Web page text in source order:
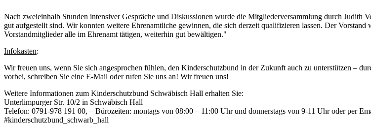
Nach zweieinhalb Stunden intensiver Gespräche und Diskussionen wurde die Mitgliederversammlung durch Judith
gut aufgestellt sind. Wir konnten weitere Ehrenamtliche gewinnen, die sich derzeit qualifizieren lassen. Der
Vorstandmitglieder alle im Ehrenamt tätigen, weiterhin gut bewältigen."
Infokasten:
Wir freuen uns, wenn Sie sich angesprochen fühlen, den Kinderschutzbund in der Zukunft auch zu unterstützen –
vorbei, schreiben Sie eine E-Mail oder rufen Sie uns an! Wir freuen uns!
Weitere Informationen zum Kinderschutzbund Schwäbisch Hall erhalten Sie:
Unterlimpurger Str. 10/2 in Schwäbisch Hall
Telefon: 0791-978 191 00, – Bürozeiten: montags von 08:00 – 11:00 Uhr und donnerstags von 9-11 Uhr oder per
#kinderschutzbund_schwarb_hall